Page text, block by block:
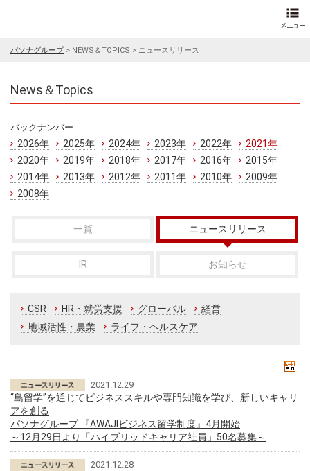
パソナグループ> NEWS＆TOPICS > ニュースリリース
News＆Topics
バックナンバー
2026年 2025年 2024年 2023年 2022年
2021年
2020年
2019年 2018年 2017年 2016年
2015年
2014年
2013年 2012年 2011年 2010年
2009年
2008年
一覧 ニュースリリース
IR お知らせ
CSR HR・就労支援 グローバル
経営
地域活性・農業
ライフ・ヘルスケア
2021.12.29
“島留学”を通じてビジネススキルや専門知識を学び、新しいキャリ
アを創る
パソナグループ 『AWAJIビジネス留学制度』4月開始
～12月29日より「ハイブリッドキャリア社員」50名募集～
2021.12.28